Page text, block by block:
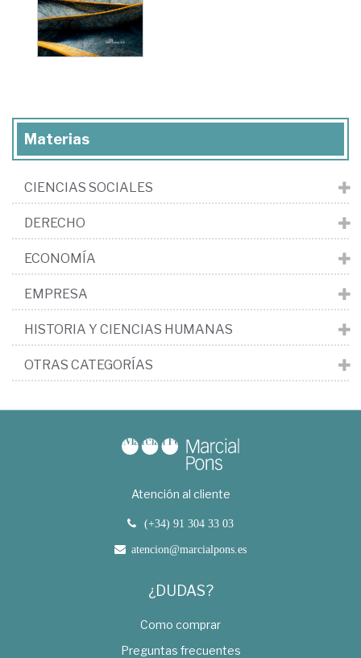
Materias
CIENCIAS SOCIALES
DERECHO
ECONOMÍA
EMPRESA
HISTORIA Y CIENCIAS HUMANAS
OTRAS CATEGORÍAS
Atención al cliente
(+34) 91 304 33 03
atencion@marcialpons.es
¿DUDAS?
Como comprar
Preguntas frecuentes